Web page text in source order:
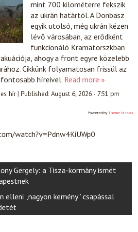
mint 700 kilométerre fekszik
az ukrán határtól. A Donbasz
egyik utolsó, még ukrán kézen
lévő városában, az erődként
funkcionáló Kramatorszkban
ahogy a front egyre közelebb
Cikkünk folyamatosan frissül az
híreivel. Read more »
hír|Published:August 6, 2026 - 7:51 pm
Powered by Theme Mason
watch?v=Pdnw4KiUWp0
Gergely: a Tisza-kormány ismét
elleni „nagyon kemény” csapással